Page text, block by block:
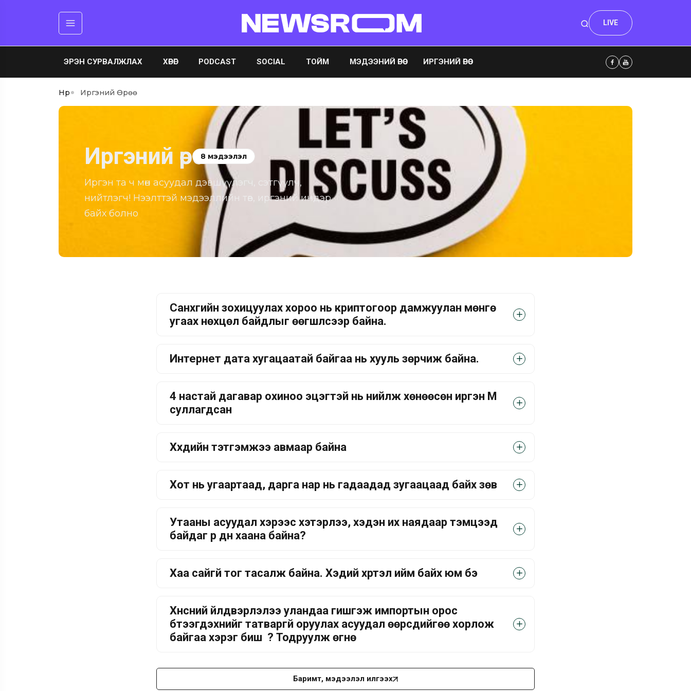
LIVE
ЭРЭН СУРВАЛЖЛАХ ХӨРӨГ PODCAST SOCIAL ТОЙМ МЭДЭЭНИЙ ӨРӨӨ ИРГЭНИЙ ӨРӨӨ
Нүүр Иргэний Өрөө
Иргэний өрөө 8 мэдээлэл
Иргэн та ч мөн асуудал дэвшүүлэгч, сэтгүүлч,
нийтлэгч! Нээлттэй мэдээллийн төв, иргэний индэр
байх болно
Санхүүгийн зохицуулах хороо нь криптогоор дамжуулан мөнгө
угаах нөхцөл байдлыг өөгшүүлсээр байна.
Интернет дата хугацаатай байгаа нь хууль зөрчиж байна.
4 настай дагавар охиноо эцэгтэй нь нийлж хөнөөсөн иргэн М
суллагдсан
Хүүхдийн тэтгэмжээ авмаар байна
Хот нь угаартаад, дарга нар нь гадаадад зугаацаад байх зөв үү
Утааны асуудал хэрээс хэтэрлээ, хэдэн их наядаар тэмцээд
байдаг үр дүн хаана байна?
Хаа сайгүй тог тасалж байна. Хэдий хүртэл ийм байх юм бэ
Хүнсний үйлдвэрлэлээ уландаа гишгэж импортын орос
бүтээгдэхүүнийг татваргүй оруулах асуудал өөрсдийгөө хорлож
байгаа хэрэг биш үү ? Тодруулж өгнө үү
Баримт, мэдээлэл илгээх